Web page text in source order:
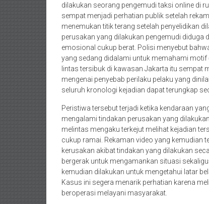
dilakukan seorang pengemudi taksi online di
sempat menjadi perhatian publik setelah
menemukan titik terang setelah penyelidikan
perusakan yang dilakukan pengemudi diduga
emosional cukup berat. Polisi menyebut
yang sedang didalami untuk memahami motif
lintas tersibuk di kawasan Jakarta itu sempat
mengenai penyebab perilaku pelaku yang
seluruh kronologi kejadian dapat terungkap
Peristiwa tersebut terjadi ketika kendaraan
mengalami tindakan perusakan yang
melintas mengaku terkejut melihat kejadian
cukup ramai. Rekaman video yang kemudian
kerusakan akibat tindakan yang dilakukan
bergerak untuk mengamankan situasi
kemudian dilakukan untuk mengetahui latar
Kasus ini segera menarik perhatian karena
beroperasi melayani masyarakat.